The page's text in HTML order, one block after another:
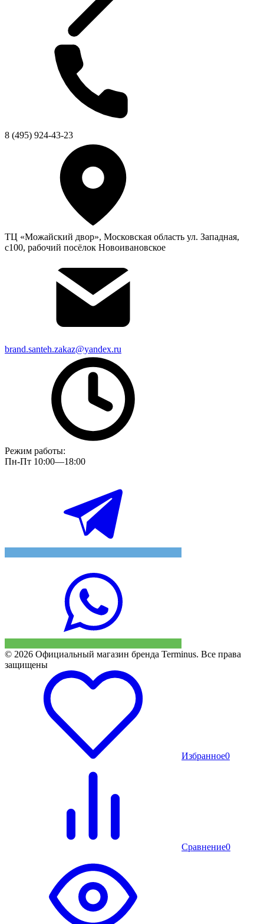
8 (495) 924-43-23
ТЦ «Можайский двор», Московская область ул. Западная,
с100, рабочий посёлок Новоивановское
brand.santeh.zakaz@yandex.ru
Режим работы:
Пн-Пт 10:00—18:00
© 2026 Официальный магазин бренда Terminus. Все права
защищены
Избранное0
Сравнение0